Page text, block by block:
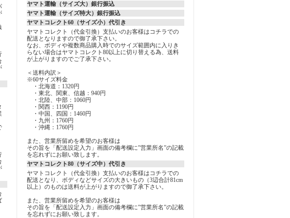
ヤマト運輸（サイズ大）銀行振込
ヤマト運輸（サイズ特大）銀行振込
ヤマトコレクト60（サイズ小）代引き
ヤマトコレクト（代金引換）支払いのお客様はコチラでの
配送となりますので御了承下さい。
なお、ボディや複数商品購入時でのサイズ範囲内に入りき
らない場合はヤマトコレクト80以上に切り替える為、送料
が上がりますのでご了承下さい。
＜送料内訳＞
※60サイズ料金
・北海道：1320円
・東北、関東、信越：940円
・北陸、中部：1060円
・関西：1190円
・中国、四国：1460円
・九州：1760円
・沖縄：1760円
また、営業所留めを希望のお客様は
その旨を「配送設定入力」画面の備考欄に”営業所名”の記載
を忘れずにお願い致します。
ヤマトコレクト80（サイズ中）代引き
ヤマトコレクト（代金引換）支払いのお客様はコチラでの
配送となり、ボディなどサイズの大きいもの（3辺合計81cm
以上）のものは送料が上がりますので御了承下さい。
また、営業所留めを希望のお客様は
その旨を「配送設定入力」画面の備考欄に”営業所名”の記載
を忘れずにお願い致します。